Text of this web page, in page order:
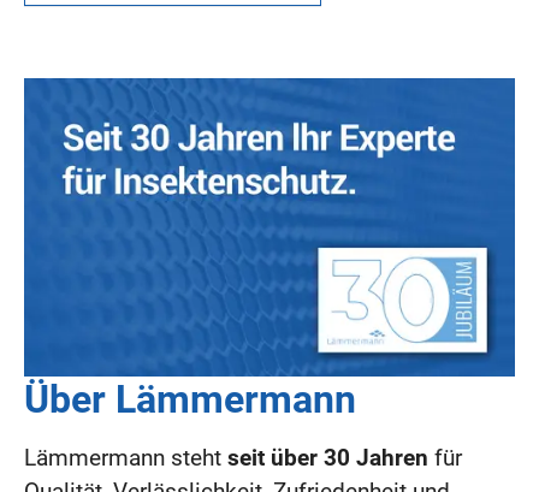
Über Lämmermann
Lämmermann steht seit über 30 Jahren für